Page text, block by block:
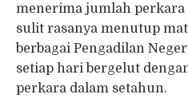
menerima jumlah perkara
sulit rasanya menutup
berbagai Pengadilan
setiap hari bergelut
perkara dalam setahun.